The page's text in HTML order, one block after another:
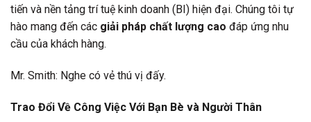
tiến và nền tảng trí tuệ kinh doanh (BI) hiện đại. Chúng tôi tự
hào mang đến các giải pháp chất lượng cao đáp ứng nhu
cầu của khách hàng.
Mr. Smith: Nghe có vẻ thú vị đấy.
Trao Đổi Về Công Việc Với Bạn Bè và Người Thân